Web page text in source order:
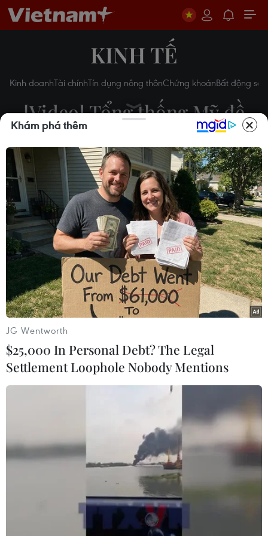
KINH TẾ
Kinh doanhTài chínhTín dụng nông thônChứng khoánBất động sản
[Video] Tổng thống Mỹ đề
cập về thương mại trước
thềm hội nghị G20
28/06/2019 02:32
Theo dõi VietnamPlus
Tổng thống Mỹ Doanld Trump đã đề cập tới vấn
đề thặng dư thương mại và các chi phí quốc
phòng mà Mỹ đang phải hỗ trợ các quốc gia đồng
minh.
Khám phá thêm
JG Wentworth
$25,000 In Personal Debt? The Legal
Settlement Loophole Nobody Mentions